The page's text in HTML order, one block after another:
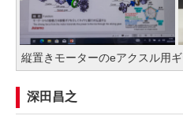
縦置きモーターのeアクスル用
深田昌之